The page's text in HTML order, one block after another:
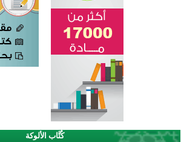
كُتَّاب الألوكة